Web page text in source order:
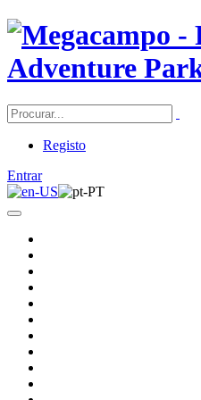
Registo
Entrar